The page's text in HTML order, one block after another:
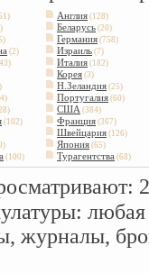
Англия (128)
Беларусь (20)
Германия (758)
(2) Израиль (7)
Италия (182)
Корея (3)
Н.Зеландия (25)
Португалия (60)
США (384)
(102) Франция (367)
Швейцария (126)
Япония (65)
(100) Турагентства (68)
любая
журналы,